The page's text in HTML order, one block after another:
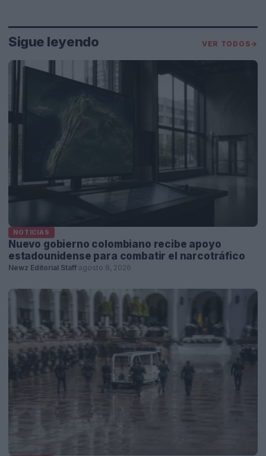
Sigue leyendo VER TODOS→
NOTICIAS
Nuevo gobierno colombiano recibe apoyo
estadounidense para combatir el narcotráfico
Newz Editorial Staff agosto 8, 2026